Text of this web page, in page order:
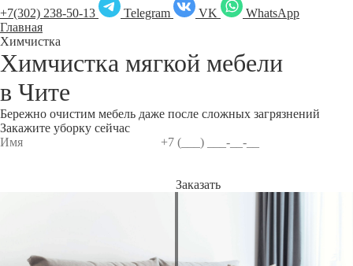
+7(302) 238-50-13
Telegram VK
WhatsApp
Главная
Химчистка
Химчистка мягкой мебели
в Чите
Бережно очистим мебель даже после сложных загрязнений
Закажите уборку сейчас
Заказать